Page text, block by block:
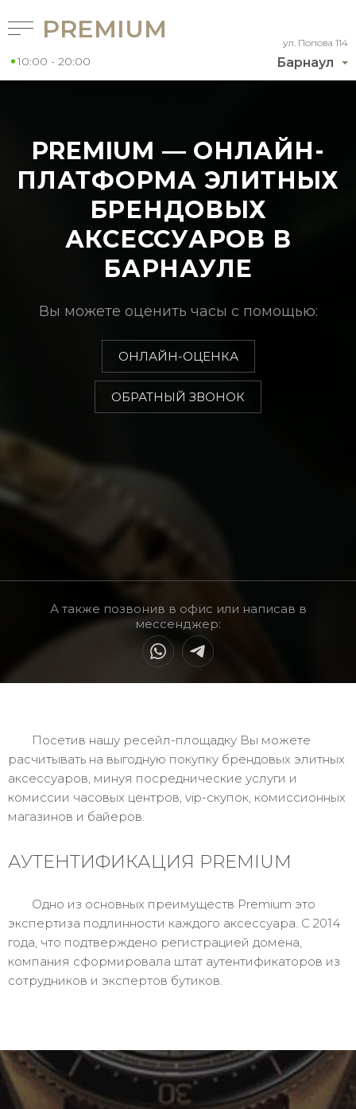
Барнаул
ул. Попова 114
PREMIUM
10:00 - 20:00
PREMIUM — ОНЛАЙН-
ПЛАТФОРМА ЭЛИТНЫХ
БРЕНДОВЫХ
АКСЕССУАРОВ В
БАРНАУЛЕ
Вы можете оценить часы с помощью:
ОНЛАЙН-ОЦЕНКА
ОБРАТНЫЙ ЗВОНОК
А также позвонив в офис или написав в
мессенджер:
Посетив нашу ресейл-площадку Вы можете
расчитывать на выгодную покупку брендовых элитных
аксессуаров, минуя посреднические услуги и
комиссии часовых центров, vip-скупок, комиссионных
магазинов и байеров.
АУТЕНТИФИКАЦИЯ PREMIUM
Одно из основных преимуществ Premium это
экспертиза подлинности каждого аксессуара. С 2014
года, что подтверждено регистрацией домена,
компания сформировала штат аутентификаторов из
сотрудников и экспертов бутиков.